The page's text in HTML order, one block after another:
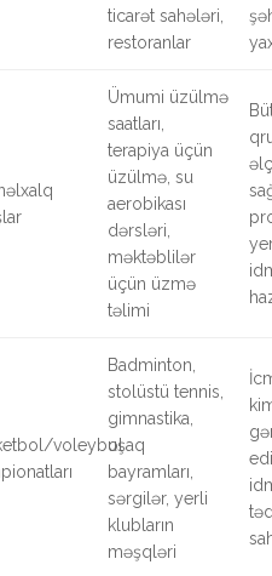
ticarət sahələri,
restoranlar
Ümumi üzülmə
saatları,
terapiya üçün
üzülmə, su
aerobikası
dərsləri,
məktəblilər
üçün üzmə
təlimi
voleybol
Badminton,
stolüstü tennis,
gimnastika,
uşaq
bayramları,
sərgilər, yerli
klubların
məşqləri